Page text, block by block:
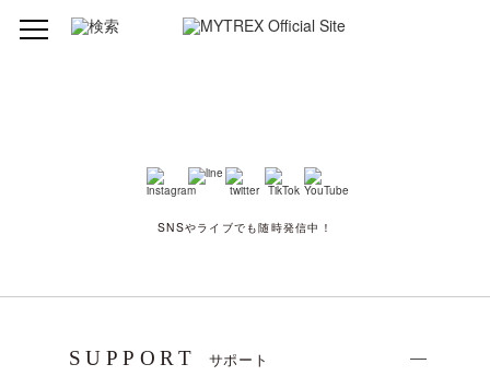
SNSやライブでも随時発信中！
SUPPORT サポート